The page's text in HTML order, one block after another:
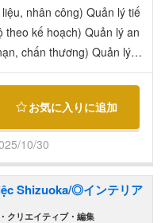
công) Quản lý tiế
hoạch) Quản lý an
thương) Quản lý m
ảnh hưởng đến khu vự
道路・上下水道施設な
スケジュール管
の配慮）
お気に入りに追加
10/30
Shizuoka/◎インテリア
クリエイティブ・編集